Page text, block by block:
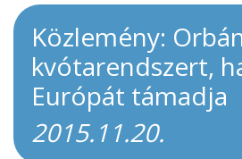
Közlemény:
kvótarendszert,
Európát támadja
2015.11.20.